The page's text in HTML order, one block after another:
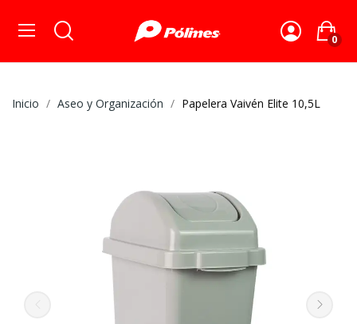
0
Inicio Aseo y Organización Papelera Vaivén Elite 10,5L